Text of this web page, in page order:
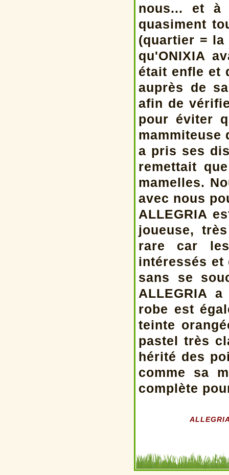
nous... et à
quasiment
(quartier = la
qu'ONIXIA
était enfle et
auprès de
afin de
pour éviter
mammiteuse
a pris ses
remettait
mamelles.
avec nous
ALLEGRIA
joueuse,
rare car
intéressés et
sans se
ALLEGRIA
robe est
teinte
pastel très
hérité des
comme sa
complète